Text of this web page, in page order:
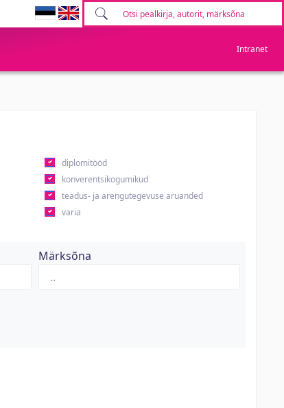
Intranet
diplomitööd
konverentsikogumikud
teadus- ja arengutegevuse aruanded
varia
Märksõna